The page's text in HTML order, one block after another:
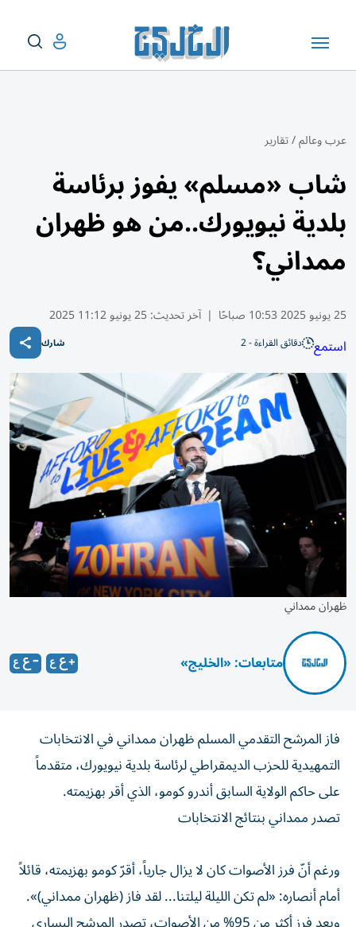
عرب وعالم/تقارير
شاب «مسلم» يفوز برئاسة
بلدية نيويورك..من هو ظهران
ممداني؟
25 يونيو 2025 10:53 صباحًا | آخر تحديث:25 يونيو 11:12 2025
استمع دقائق القراءة - 2 شارك
ظهران ممداني
متابعات: «الخليج»
فاز المرشح التقدمي المسلم ظهران ممداني في الانتخابات
التمهيدية للحزب الديمقراطي لرئاسة بلدية نيويورك، متقدماً
على حاكم الولاية السابق أندرو كومو، الذي أقر بهزيمته.
تصدر ممداني بنتائج الانتخابات
ورغم أنّ فرز الأصوات كان لا يزال جارياً، أقرّ كومو بهزيمته، قائلاً
أمام أنصاره: «لم تكن الليلة ليلتنا... لقد فاز (ظهران ممداني)».